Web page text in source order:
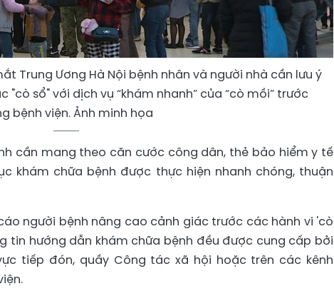
Trung Ương Hà Nội bệnh nhân và người nhà cần lưu ý
"cò sổ" với dịch vụ “khám nhanh” của “cò mồi” trước
bệnh viện. Ảnh minh họa
cần mang theo căn cước công dân, thẻ bảo hiểm y tế
khám chữa bệnh được thực hiện nhanh chóng, thuận
người bệnh nâng cao cảnh giác trước các hành vi 'cò
tin hướng dẫn khám chữa bệnh đều được cung cấp bởi
tiếp đón, quầy Công tác xã hội hoặc trên các kênh